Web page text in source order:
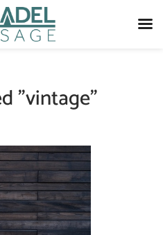
"vintage"